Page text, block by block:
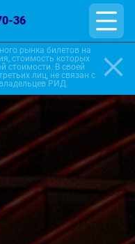
36
рынка билетов на
стоимость которых
стоимости. В своей
лиц, не связан с
РИД.